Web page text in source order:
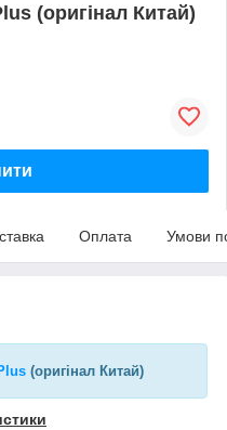
(оригінал Китай)
Оплата Умови
(оригінал Китай)